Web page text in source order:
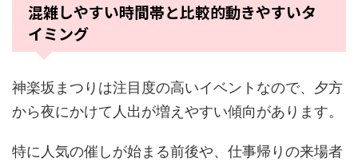
混雑しやすい時間帯と比較的動きやすいタ
イミング
神楽坂まつりは注目度の高いイベントなので、夕方
から夜にかけて人出が増えやすい傾向があります。
特に人気の催しが始まる前後や、仕事帰りの来場者